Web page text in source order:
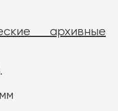
архивные